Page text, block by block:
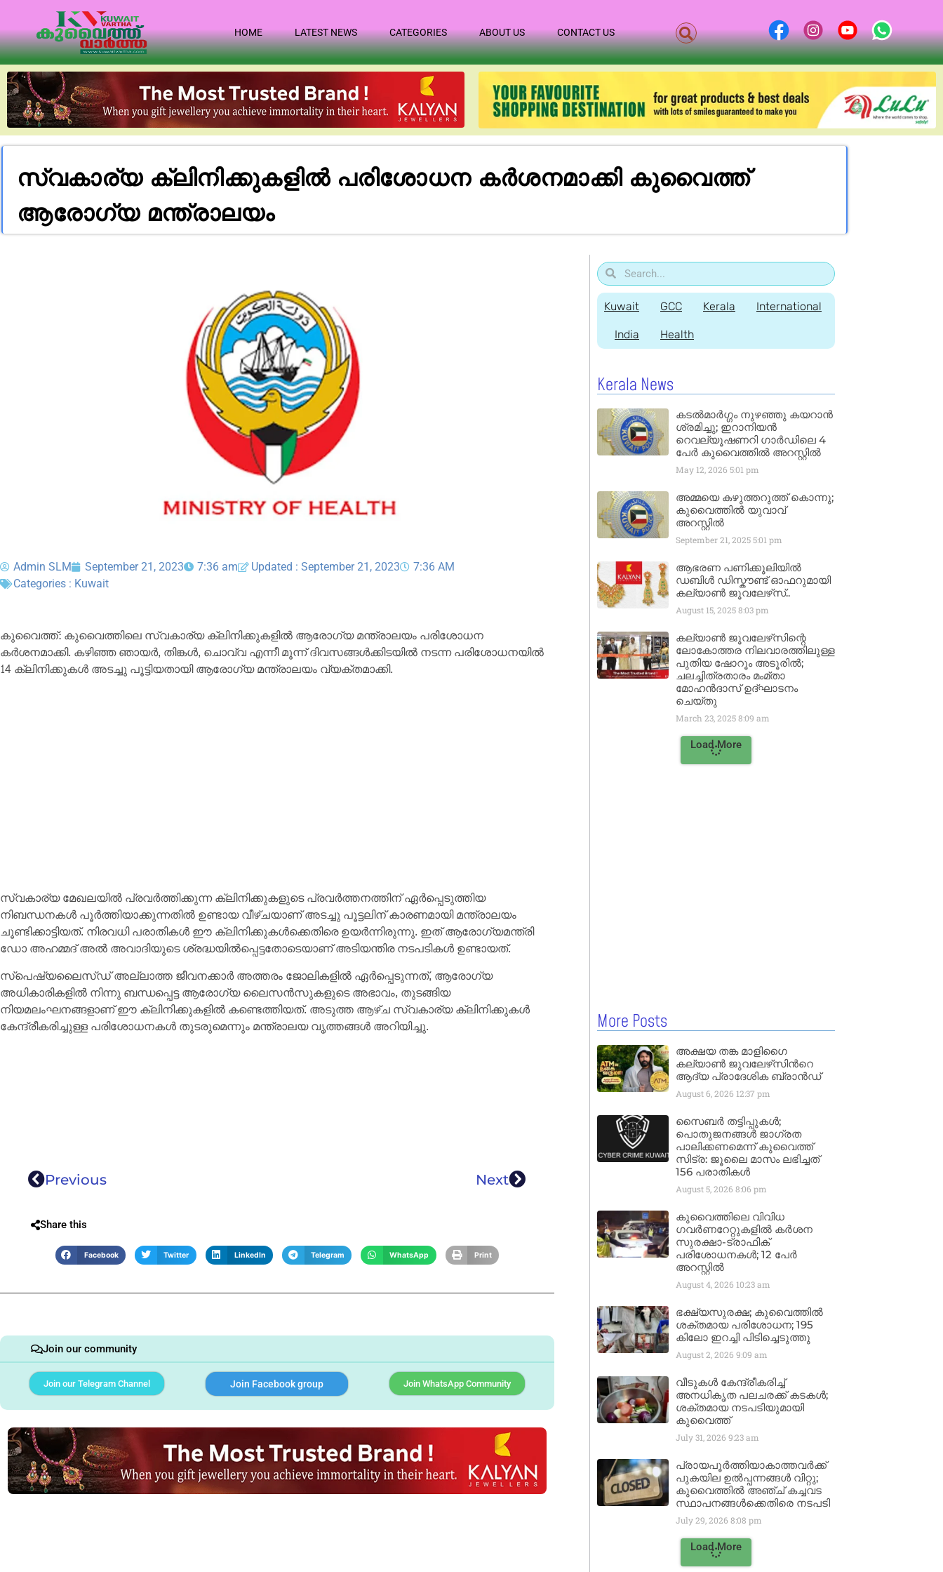
HOME LATEST NEWS CATEGORIES ABOUT US CONTACT US
സ്വകാര്യ ക്ലിനിക്കുകളിൽ പരിശോധന കർശനമാക്കി കുവൈത്ത്
ആരോഗ്യ മന്ത്രാലയം
Admin SLM September 21, 2023 7:36 am Updated : September 21, 2023
7:36 AM
Categories : Kuwait
കുവൈത്ത്: കുവൈത്തിലെ സ്വകാര്യ ക്ലിനിക്കുകളിൽ ആരോഗ്യ മന്ത്രാലയം പരിശോധന
കർശനമാക്കി. കഴിഞ്ഞ ഞായർ, തിങ്കൾ, ചൊവ്വ എന്നീ മൂന്ന് ദിവസങ്ങൾക്കിടയിൽ നടന്ന പരിശോധനയിൽ
14 ക്ലിനിക്കുകൾ അടച്ചു പൂട്ടിയതായി ആരോഗ്യ മന്ത്രാലയം വ്യക്തമാക്കി.
സ്വകാര്യ മേഖലയിൽ പ്രവർത്തിക്കുന്ന ക്ലിനിക്കുകളുടെ പ്രവർത്തനത്തിന് ഏർപ്പെടുത്തിയ
നിബന്ധനകൾ പൂർത്തിയാക്കുന്നതിൽ ഉണ്ടായ വീഴ്ചയാണ് അടച്ചു പൂട്ടലിന് കാരണമായി മന്ത്രാലയം
ചൂണ്ടിക്കാട്ടിയത്. നിരവധി പരാതികൾ ഈ ക്ലിനിക്കുകൾക്കെതിരെ ഉയർന്നിരുന്നു. ഇത് ആരോഗ്യമന്ത്രി
ഡോ അഹമ്മദ് അൽ അവാദിയുടെ ശ്രദ്ധയിൽപ്പെട്ടതോടെയാണ് അടിയന്തിര നടപടികൾ ഉണ്ടായത്.
സ്പെഷ്യലൈസ്ഡ് അല്ലാത്ത ജീവനക്കാർ അത്തരം ജോലികളിൽ ഏർപ്പെടുന്നത്, ആരോഗ്യ
അധികാരികളിൽ നിന്നു ബന്ധപ്പെട്ട ആരോഗ്യ ലൈസൻസുകളുടെ അഭാവം, തുടങ്ങിയ
നിയമലംഘനങ്ങളാണ് ഈ ക്ലിനിക്കുകളിൽ കണ്ടെത്തിയത്. അടുത്ത ആഴ്ച സ്വകാര്യ ക്ലിനിക്കുകൾ
കേന്ദ്രീകരിച്ചുള്ള പരിശോധനകൾ തുടരുമെന്നും മന്ത്രാലയ വൃത്തങ്ങൾ അറിയിച്ചു.
Previous Next
Share this
Facebook Twitter LinkedIn Telegram WhatsApp Print
Join our community
Join our Telegram Channel Join Facebook group Join WhatsApp Community
Kuwait GCC Kerala International
India Health
Kerala News
കടൽമാർഗ്ഗം നുഴഞ്ഞു കയറാൻ
ശ്രമിച്ചു; ഇറാനിയൻ
റെവല്യൂഷണറി ഗാർഡിലെ 4
പേർ കുവൈത്തിൽ അറസ്റ്റിൽ
May 12, 2026 5:01 pm
അമ്മയെ കഴുത്തറുത്ത് കൊന്നു;
കുവൈത്തിൽ യുവാവ്
അറസ്റ്റിൽ
September 21, 20255:01 pm
ആഭരണ പണിക്കൂലിയിൽ
ഡബിൾ ഡിസ്കൗണ്ട് ഓഫറുമായി
കല്യാൺ ജൂവലേഴ്‌സ്..
August 15, 20258:03 pm
കല്യാൺ ജൂവലേഴ്‌സിന്റെ
ലോകോത്തര നിലവാരത്തിലുള്ള
പുതിയ ഷോറൂം അടൂരിൽ;
ചലച്ചിത്രതാരം മംമ്താ
മോഹൻദാസ് ഉദ്ഘാടനം
ചെയ്‌തു
March 23, 20258:09 am
Load More
More Posts
അക്ഷയ തങ്ക മാളിഗൈ
കല്യാണ്‍ ജുവലേഴ്‌സിന്‍റെ
ആദ്യ പ്രാദേശിക ബ്രാന്‍ഡ്
August 6, 2026 12:37 pm
സൈബർ തട്ടിപ്പുകൾ;
പൊതുജനങ്ങൾ ജാഗ്രത
പാലിക്കണമെന്ന് കുവൈത്ത്
സിട്ര: ജൂലൈ മാസം ലഭിച്ചത്
156 പരാതികൾ
August 5, 2026 8:06 pm
കുവൈത്തിലെ വിവിധ
ഗവർണറേറ്റുകളിൽ കർശന
സുരക്ഷാ-ട്രാഫിക്
പരിശോധനകൾ; 12 പേർ
അറസ്റ്റിൽ
August 4, 2026 10:23 am
ഭക്ഷ്യസുരക്ഷ; കുവൈത്തിൽ
ശക്തമായ പരിശോധന; 195
കിലോ ഇറച്ചി പിടിച്ചെടുത്തു
August 2, 2026 9:09 am
വീടുകൾ കേന്ദ്രീകരിച്ച്
അനധികൃത പലചരക്ക് കടകൾ;
ശക്തമായ നടപടിയുമായി
കുവൈത്ത്
July 31, 2026 9:23 am
പ്രായപൂർത്തിയാകാത്തവർക്ക്
പുകയില ഉൽപ്പന്നങ്ങൾ വിറ്റു;
കുവൈത്തിൽ അഞ്ച് കച്ചവട
സ്ഥാപനങ്ങൾക്കെതിരെ നടപടി
July 29, 2026 8:08 pm
Load More